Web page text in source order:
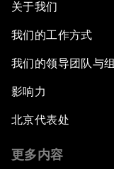
关于我们
我们的工作方式
我们的领导团队与
影响力
北京代表处
更多内容